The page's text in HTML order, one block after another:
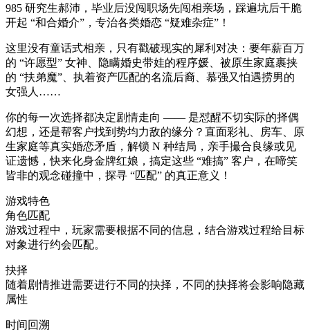
985 研究生郝沛，毕业后没闯职场先闯相亲场，踩遍坑后干脆
开起 “和合婚介”，专治各类婚恋 “疑难杂症”！
这里没有童话式相亲，只有戳破现实的犀利对决：要年薪百万
的 “许愿型” 女神、隐瞒婚史带娃的程序媛、被原生家庭裹挟
的 “扶弟魔”、执着资产匹配的名流后裔、慕强又怕遇捞男的
女强人……
你的每一次选择都决定剧情走向 —— 是怼醒不切实际的择偶
幻想，还是帮客户找到势均力敌的缘分？直面彩礼、房车、原
生家庭等真实婚恋矛盾，解锁 N 种结局，亲手撮合良缘或见
证遗憾，快来化身金牌红娘，搞定这些 “难搞” 客户，在啼笑
皆非的观念碰撞中，探寻 “匹配” 的真正意义！
游戏特色
角色匹配
游戏过程中，玩家需要根据不同的信息，结合游戏过程给目标
对象进行约会匹配。
抉择
随着剧情推进需要进行不同的抉择，不同的抉择将会影响隐藏
属性
时间回溯